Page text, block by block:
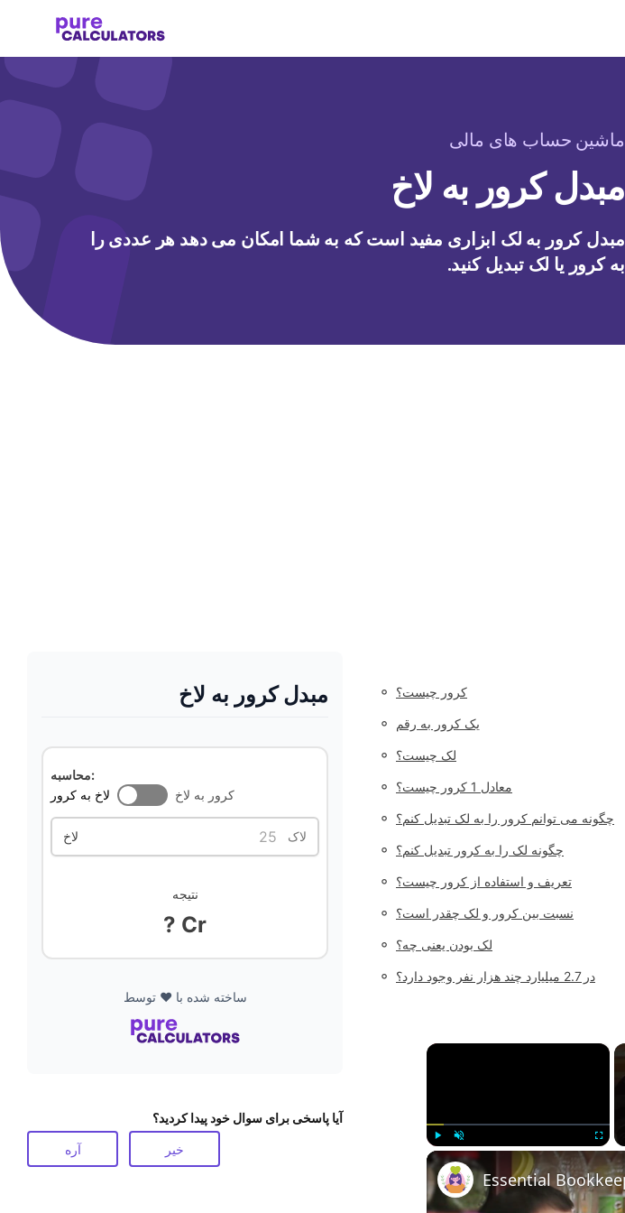
ماشین حساب های مالی
مبدل کرور به لاخ
مبدل کرور به لک ابزاری مفید است که به شما امکان می دهد هر عددی را
به کرور یا لک تبدیل کنید.
مبدل کرور به لاخ
محاسبه:
لاخ به کرور
کرور به لاخ
لاخ لاک
نتیجه
? Cr
ساخته شده با ❤️ توسط
آیا پاسخی برای سوال خود پیدا کردید؟
آره خیر
◦ کرور چیست؟
◦ یک کرور به رقم
◦ لک چیست؟
◦ معادل 1 کرور چیست؟
◦ چگونه می توانم کرور را به لک تبدیل کنم؟
◦ چگونه لک را به کرور تبدیل کنم؟
◦ تعریف و استفاده از کرور چیست؟
◦ نسبت بین کرور و لک چقدر است؟
◦ لک بودن یعنی چه؟
◦ در 2.7 میلیارد چند هزار نفر وجود دارد؟
×